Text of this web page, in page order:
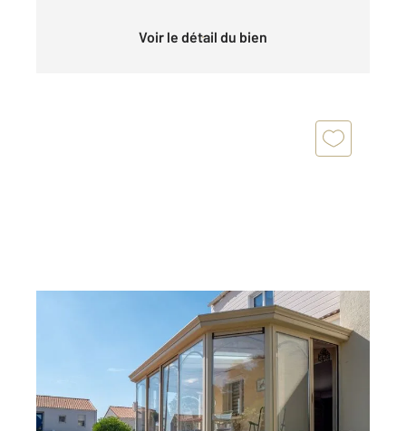
Voir le détail du bien
LES SABLES D OLONNE 85
, 6 pièces
Maison à vendre
557 100 €